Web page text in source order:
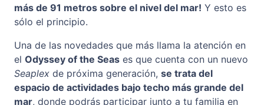
más de 91 metros sobre el nivel del mar! Y esto es
sólo el principio.
Una de las novedades que más llama la atención en
el Odyssey of the Seas es que cuenta con un nuevo
Seaplex de próxima generación, se trata del
espacio de actividades bajo techo más grande del
mar, donde podrás participar junto a tu familia en